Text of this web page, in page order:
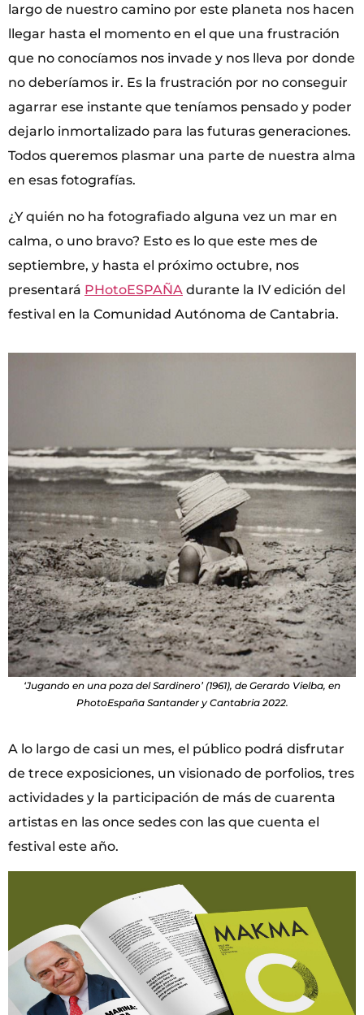
largo de nuestro camino por este planeta nos hacen
llegar hasta el momento en el que una frustración
que no conocíamos nos invade y nos lleva por donde
no deberíamos ir. Es la frustración por no conseguir
agarrar ese instante que teníamos pensado y poder
dejarlo inmortalizado para las futuras generaciones.
Todos queremos plasmar una parte de nuestra alma
en esas fotografías.
¿Y quién no ha fotografiado alguna vez un mar en
calma, o uno bravo? Esto es lo que este mes de
septiembre, y hasta el próximo octubre, nos
presentará PHotoESPAÑA durante la IV edición del
festival en la Comunidad Autónoma de Cantabria.
‘Jugando en una poza del Sardinero’ (1961), de Gerardo Vielba, en
PhotoEspaña Santander y Cantabria 2022.
A lo largo de casi un mes, el público podrá disfrutar
de trece exposiciones, un visionado de porfolios, tres
actividades y la participación de más de cuarenta
artistas en las once sedes con las que cuenta el
festival este año.